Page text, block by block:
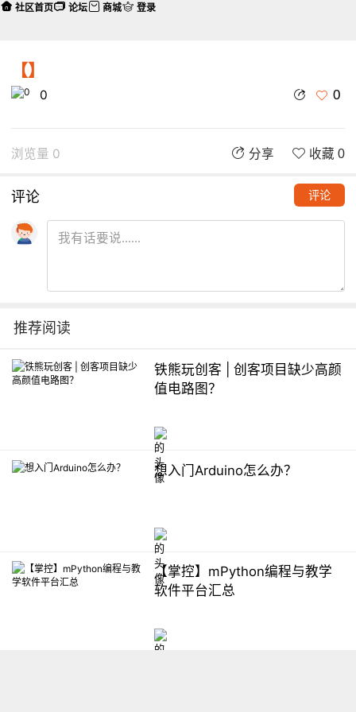
【】
0 0
浏览量 0 分享 收藏 0
评论 评论
推荐阅读
铁熊玩创客 | 创客项目缺少高颜
值电路图？
想入门Arduino怎么办？
【掌控】mPython编程与教学
软件平台汇总
社区首页 论坛 商城 登录